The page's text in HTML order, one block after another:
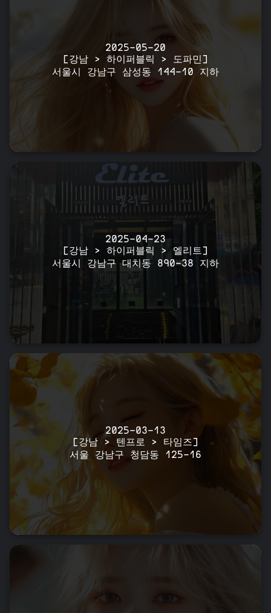
2025-05-20
[강남 > 하이퍼블릭 > 도파민]
서울시 강남구 삼성동 144-10 지하
2025-04-23
[강남 > 하이퍼블릭 > 엘리트]
서울시 강남구 대치동 890-38 지하
2025-03-13
[강남 > 텐프로 > 타임즈]
서울 강남구 청담동 125-16